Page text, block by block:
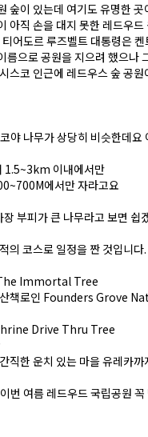
숲이 있는데 여기도 유명한
아직 손을 대지 못한 레드우드
어도르 루즈벨트 대통령은 켄
으로 공원을 지으려 했으나
스코 인근에 레드우스 숲 공원
야 나무가 상당히 비슷한데요
1.5~3km 이내에서만
에서만 자라고요
부피가 큰 나무라고 보면 쉽
의 코스로 일정을 짠 것입니다.
The Immortal Tree
산책로인 Founders Grove
Shrine Drive Thru Tree
직한 운치 있는 마을 유레카까
번 여름 레드우드 국립공원 꼭